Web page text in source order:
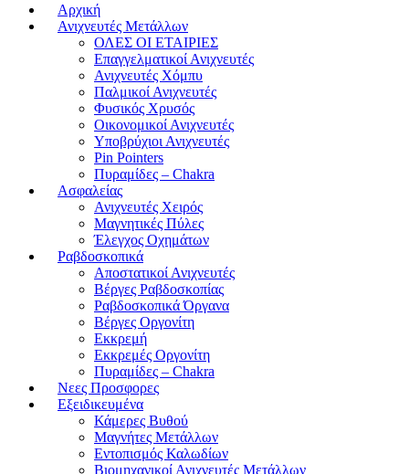
Αρχική
Ανιχνευτές Μετάλλων
ΟΛΕΣ ΟΙ ΕΤΑΙΡΙΕΣ
Επαγγελματικοί Ανιχνευτές
Ανιχνευτές Χόμπυ
Παλμικοί Ανιχνευτές
Φυσικός Χρυσός
Οικονομικοί Ανιχνευτές
Υποβρύχιοι Ανιχνευτές
Pin Pointers
Πυραμίδες – Chakra
Ασφαλείας
Ανιχνευτές Χειρός
Μαγνητικές Πύλες
Έλεγχος Οχημάτων
Ραβδοσκοπικά
Αποστατικοί Ανιχνευτές
Βέργες Ραβδοσκοπίας
Ραβδοσκοπικά Όργανα
Βέργες Οργονίτη
Εκκρεμή
Εκκρεμές Οργονίτη
Πυραμίδες – Chakra
Νεες Προσφορες
Εξειδικευμένα
Κάμερες Βυθού
Μαγνήτες Μετάλλων
Εντοπισμός Καλωδίων
Βιομηχανικοί Ανιχνευτές Μετάλλων